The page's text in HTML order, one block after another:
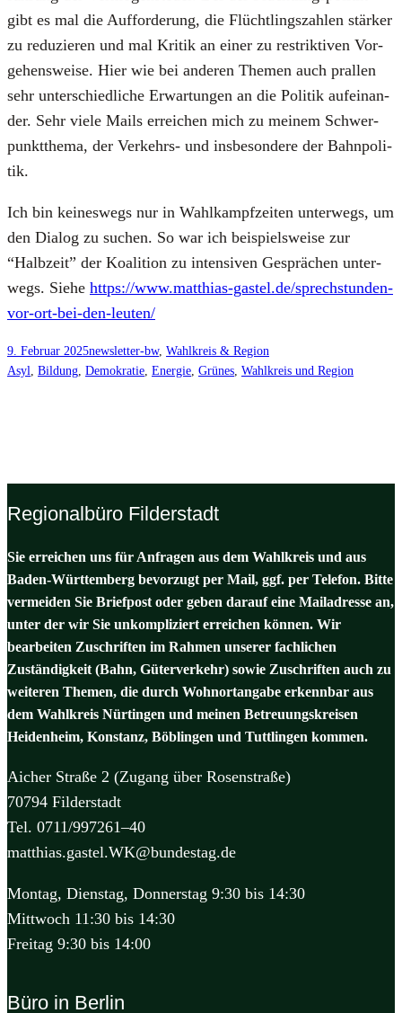
gibt es mal die Auf­for­de­rung, die Flücht­lings­zah­len stär­ker
zu redu­zie­ren und mal Kri­tik an einer zu restrik­ti­ven Vor­
ge­hens­wei­se. Hier wie bei ande­ren The­men auch pral­len
sehr unter­schied­li­che Erwar­tun­gen an die Poli­tik auf­ein­an­
der. Sehr vie­le Mails errei­chen mich zu mei­nem Schwer­
punkt­the­ma, der Ver­kehrs- und ins­be­son­de­re der Bahn­po­li­
tik.
Ich bin kei­nes­wegs nur in Wahl­kampf­zei­ten unter­wegs, um
den Dia­log zu suchen. So war ich bei­spiels­wei­se zur
“Halb­zeit” der Koali­ti­on zu inten­si­ven Gesprä­chen unter­
wegs. Sie­he https://www.matthias-gastel.de/sprechstunden-
vor-ort-bei-den-leuten/
9. Februar 2025newsletter-bw, Wahlkreis & Region
Asyl
Bildung Demokratie Energie Grünes Wahlkreis und Region
Regionalbüro Filderstadt
Sie erreichen uns für Anfragen aus dem Wahlkreis und aus
Baden-Württemberg bevorzugt per Mail, ggf. per Telefon. Bitte
vermeiden Sie Briefpost oder geben darauf eine Mailadresse an,
unter der wir Sie unkompliziert erreichen können. Wir
bearbeiten Zuschriften im Rahmen unserer fachlichen
Zuständigkeit (Bahn, Güterverkehr) sowie Zuschriften auch zu
weiteren Themen, die durch Wohnortangabe erkennbar aus
dem Wahlkreis Nürtingen und meinen Betreuungskreisen
Heidenheim, Konstanz, Böblingen und Tuttlingen kommen.
Aicher Straße 2 (Zugang über Rosenstraße)
70794 Filderstadt
Tel. 0711/997261–40
matthias.gastel.WK@bundestag.de
Montag, Dienstag, Donnerstag 9:30 bis 14:30
Mittwoch 11:30 bis 14:30
Freitag 9:30 bis 14:00
Büro in Berlin